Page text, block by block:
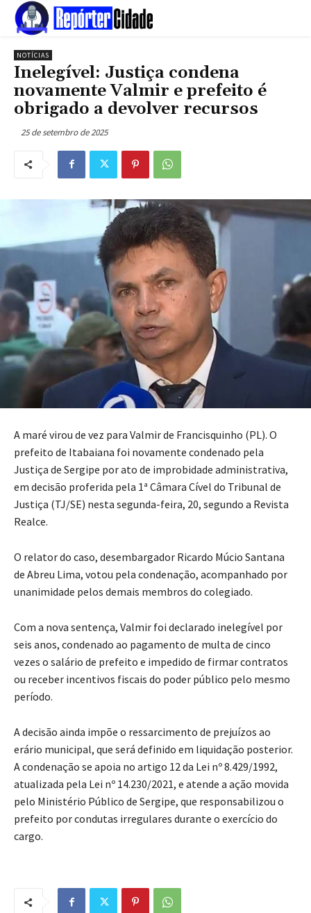
NOTÍCIAS
Inelegível: Justiça condena
novamente Valmir e prefeito é
obrigado a devolver recursos
25 de setembro de 2025
A maré virou de vez para Valmir de Francisquinho (PL). O
prefeito de Itabaiana foi novamente condenado pela
Justiça de Sergipe por ato de improbidade administrativa,
em decisão proferida pela 1ª Câmara Cível do Tribunal de
Justiça (TJ/SE) nesta segunda-feira, 20, segundo a Revista
Realce.
O relator do caso, desembargador Ricardo Múcio Santana
de Abreu Lima, votou pela condenação, acompanhado por
unanimidade pelos demais membros do colegiado.
Com a nova sentença, Valmir foi declarado inelegível por
seis anos, condenado ao pagamento de multa de cinco
vezes o salário de prefeito e impedido de firmar contratos
ou receber incentivos fiscais do poder público pelo mesmo
período.
A decisão ainda impõe o ressarcimento de prejuízos ao
erário municipal, que será definido em liquidação posterior.
A condenação se apoia no artigo 12 da Lei nº 8.429/1992,
atualizada pela Lei nº 14.230/2021, e atende a ação movida
pelo Ministério Público de Sergipe, que responsabilizou o
prefeito por condutas irregulares durante o exercício do
cargo.